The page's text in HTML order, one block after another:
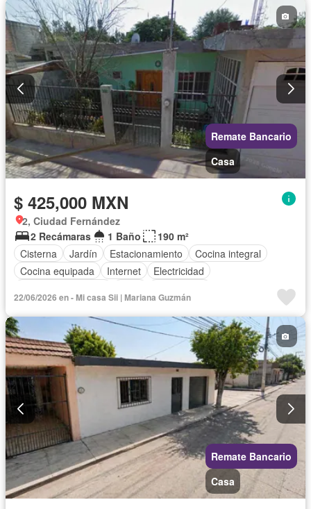
Despacho
Vista panorámica
Recámara con closet
Conserje
Wifi Permite mascotas
Permite niños
Sin amueblar
Remate Bancario
Casa
$ 425,000 MXN
2, Ciudad Fernández
2 Recámaras
1 Baño
190 m²
Cisterna
Jardín Estacionamiento
Cocina integral
Cocina equipada
Internet
Electricidad
Televisión por cable
Recámara con closet
Permite mascotas
Permite niños
Parcialmente amueblado
22/06/2026 en - Mi casa Sii | Mariana Guzmán
Remate Bancario
Casa